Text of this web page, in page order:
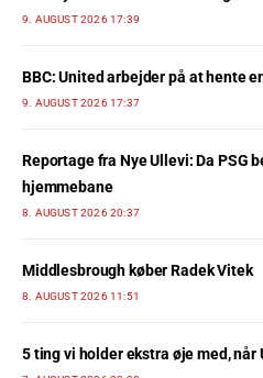
9. AUGUST 2026 17:39
BBC: United arbejder på at hente
9. AUGUST 2026 17:37
Reportage fra Nye Ullevi: Da PSG
hjemmebane
8. AUGUST 2026 20:37
Middlesbrough køber Radek Vitek
8. AUGUST 2026 11:51
5 ting vi holder ekstra øje med, når